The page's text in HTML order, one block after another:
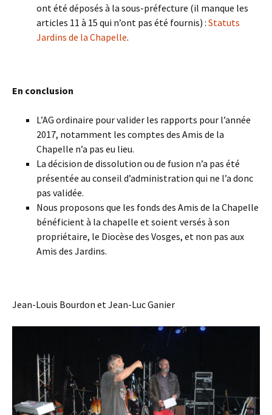
ont été déposés à la sous-préfecture (il manque les
articles 11 à 15 qui n’ont pas été fournis) : Statuts
Jardins de la Chapelle.
En conclusion
L’AG ordinaire pour valider les rapports pour l’année
2017, notamment les comptes des Amis de la
Chapelle n’a pas eu lieu.
La décision de dissolution ou de fusion n’a pas été
présentée au conseil d’administration qui ne l’a donc
pas validée.
Nous proposons que les fonds des Amis de la Chapelle
bénéficient à la chapelle et soient versés à son
propriétaire, le Diocèse des Vosges, et non pas aux
Amis des Jardins.
Jean-Louis Bourdon et Jean-Luc Ganier